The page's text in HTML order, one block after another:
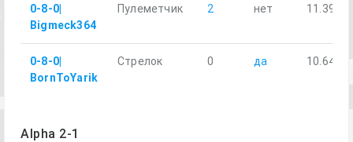
0-8-0|
Bigmeck364
Пулеметчик 2 нет 11.39
0-8-0|
BornToYarik
Стрелок 0 да 10.64
Alpha 2-1